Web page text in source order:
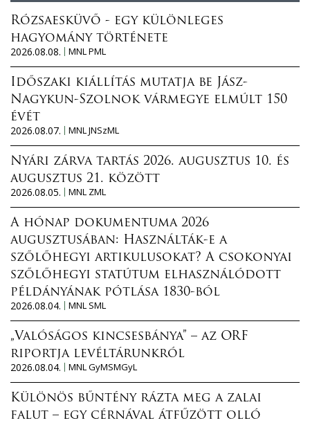
Rózsaesküvő - egy különleges
hagyomány története
2026.08.08.
MNL PML
Időszaki kiállítás mutatja be Jász-
Nagykun-Szolnok vármegye elmúlt 150
évét
2026.08.07.
MNL JNSzML
Nyári zárva tartás 2026. augusztus 10. és
augusztus 21. között
2026.08.05.
MNL ZML
A hónap dokumentuma 2026
augusztusában: Használták-e a
szőlőhegyi artikulusokat? A csokonyai
szőlőhegyi statútum elhasználódott
példányának pótlása 1830-ból
2026.08.04.
MNL SML
„Valóságos kincsesbánya” – az ORF
riportja levéltárunkról
2026.08.04.
MNL GyMSMGyL
Különös bűntény rázta meg a zalai
falut – egy cérnával átfűzött olló